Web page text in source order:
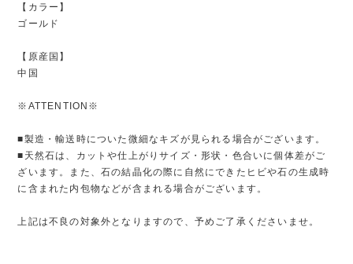
【カラー】
ゴールド
【原産国】
中国
※ATTENTION※
■製造・輸送時についた微細なキズが見られる場合がございます。
■天然石は、カットや仕上がりサイズ・形状・色合いに個体差がご
ざいます。また、石の結晶化の際に自然にできたヒビや石の生成時
に含まれた内包物などが含まれる場合がございます。
上記は不良の対象外となりますので、予めご了承くださいませ。